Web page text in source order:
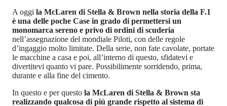
A oggi la McLaren di Stella & Brown nella storia della F.1
è una delle poche Case in grado di permettersi un
monomarca sereno e privo di ordini di scuderia
nell’assegnazione del mondiale Piloti, con delle regole
d’ingaggio molto limitate. Della serie, non fate cavolate, portate
le macchine a casa e poi, all’interno di questo, sfidatevi e
divertitevi quanto vi pare. Possibilimente sorridendo, prima,
durante e alla fine del cimento.
In questo e per questo la McLaren di Stella & Brown sta
realizzando qualcosa di più grande rispetto al sistema di